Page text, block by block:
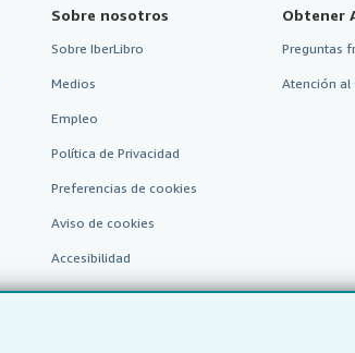
Sobre nosotros
Sobre IberLibro
Medios
Empleo
Política de Privacidad
Preferencias de cookies
Aviso de cookies
Accesibilidad
Obtener
Preguntas
Atención al